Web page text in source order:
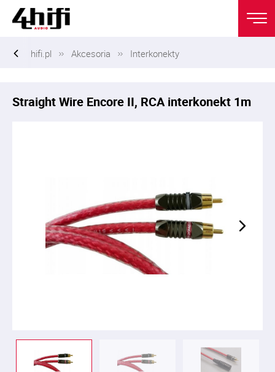
hifi.pl Akcesoria Interkonekty
Straight Wire Encore II, RCA interkonekt 1m